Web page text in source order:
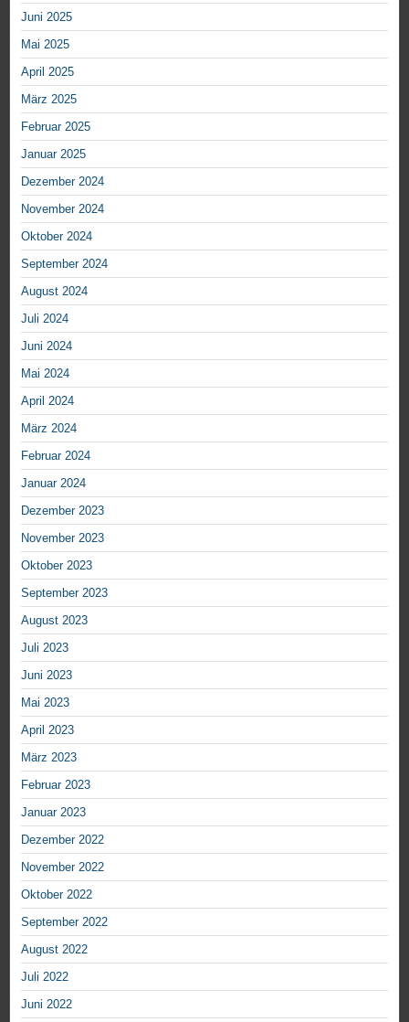
Juni 2025
Mai 2025
April 2025
März 2025
Februar 2025
Januar 2025
Dezember 2024
November 2024
Oktober 2024
September 2024
August 2024
Juli 2024
Juni 2024
Mai 2024
April 2024
März 2024
Februar 2024
Januar 2024
Dezember 2023
November 2023
Oktober 2023
September 2023
August 2023
Juli 2023
Juni 2023
Mai 2023
April 2023
März 2023
Februar 2023
Januar 2023
Dezember 2022
November 2022
Oktober 2022
September 2022
August 2022
Juli 2022
Juni 2022